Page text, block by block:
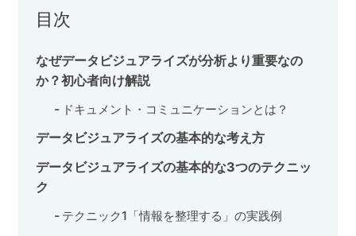
目次
なぜデータビジュアライズが分析より重要なの
か？初心者向け解説
ドキュメント・コミュニケーションとは？
データビジュアライズの基本的な考え方
データビジュアライズの基本的な3つのテクニッ
ク
テクニック1「情報を整理する」の実践例